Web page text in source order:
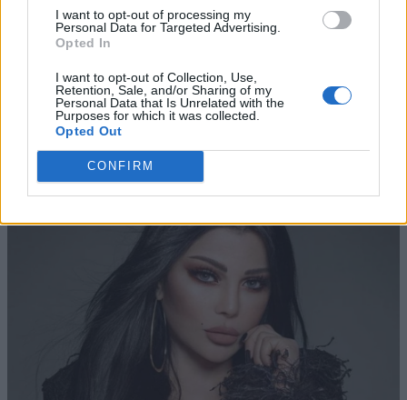
I want to opt-out of processing my
Personal Data for Targeted Advertising.
Opted In
I want to opt-out of Collection, Use,
Retention, Sale, and/or Sharing of my
Personal Data that Is Unrelated with the
Purposes for which it was collected.
Opted Out
CONFIRM